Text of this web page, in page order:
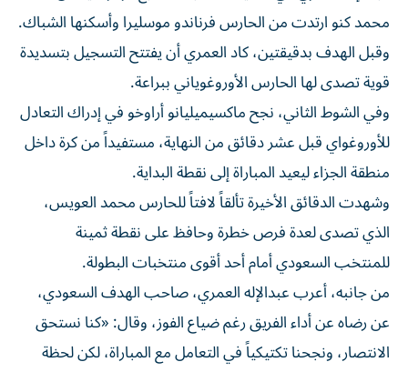
محمد كنو ارتدت من الحارس فرناندو موسليرا وأسكنها الشباك.
وقبل الهدف بدقيقتين، كاد العمري أن يفتتح التسجيل بتسديدة
قوية تصدى لها الحارس الأوروغوياني ببراعة.
وفي الشوط الثاني، نجح ماكسيميليانو أراوخو في إدراك التعادل
للأوروغواي قبل عشر دقائق من النهاية، مستفيداً من كرة داخل
منطقة الجزاء ليعيد المباراة إلى نقطة البداية.
وشهدت الدقائق الأخيرة تألقاً لافتاً للحارس محمد العويس،
الذي تصدى لعدة فرص خطرة وحافظ على نقطة ثمينة
للمنتخب السعودي أمام أحد أقوى منتخبات البطولة.
من جانبه، أعرب عبدالإله العمري، صاحب الهدف السعودي،
عن رضاه عن أداء الفريق رغم ضياع الفوز، وقال: «كنا نستحق
الانتصار، ونجحنا تكتيكياً في التعامل مع المباراة، لكن لحظة